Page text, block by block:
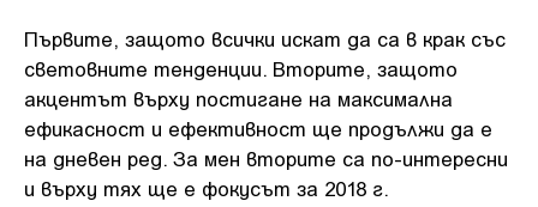
Първите, защото всички искат да са в крак със
световните тенденции. Вторите, защото
акцентът върху постигане на максимална
ефикасност и ефективност ще продължи да е
на дневен ред. За мен вторите са по-интересни
и върху тях ще е фокусът за 2018 г.